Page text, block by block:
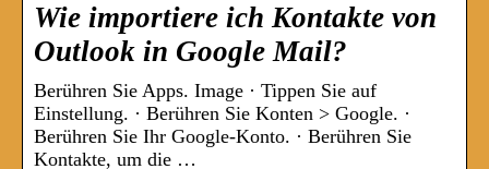
Wie importiere ich Kontakte von
Outlook in Google Mail?
Berühren Sie Apps. Image · Tippen Sie auf
Einstellung. · Berühren Sie Konten > Google. ·
Berühren Sie Ihr Google-Konto. · Berühren Sie
Kontakte, um die …